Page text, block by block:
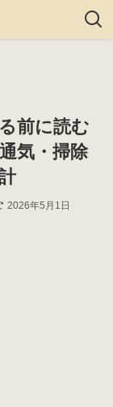
前に読む
気・掃除
2026年5月1日